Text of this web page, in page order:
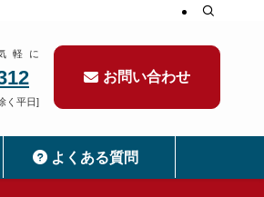
軽に
く平日]
お問い合わせ
よくある質問